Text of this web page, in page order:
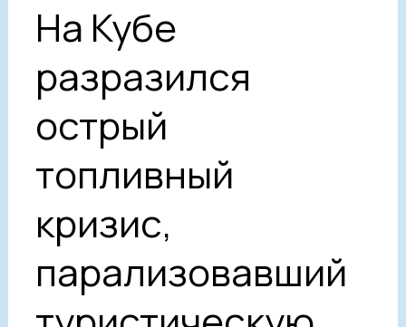
На Кубе
разразился
острый
топливный
кризис,
парализовавший